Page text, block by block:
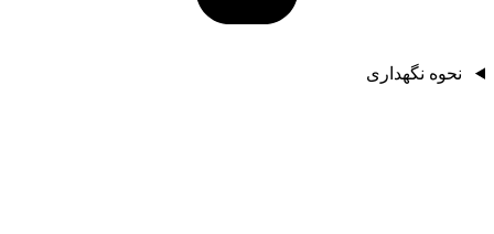
نحوه نگهداری